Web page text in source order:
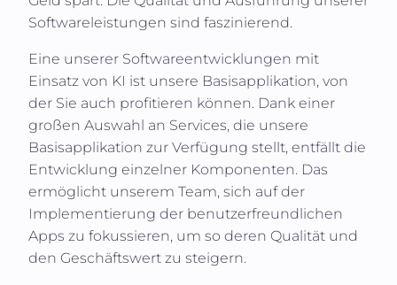
Softwareleistungen sind faszinierend.
Eine unserer Softwareentwicklungen mit
Einsatz von KI ist unsere Basisapplikation, von
der Sie auch profitieren können. Dank einer
großen Auswahl an Services, die unsere
Basisapplikation zur Verfügung stellt, entfällt die
Entwicklung einzelner Komponenten. Das
ermöglicht unserem Team, sich auf der
Implementierung der benutzerfreundlichen
Apps zu fokussieren, um so deren Qualität und
den Geschäftswert zu steigern.